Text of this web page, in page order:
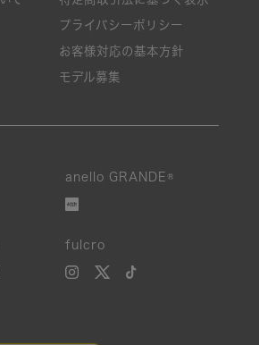
プライバシーポリシー
お客様対応の基本方針
モデル募集
anello GRANDE®
fulcro